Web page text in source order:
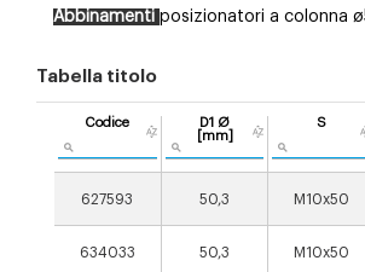
Abbinamenti posizionatori a colonna
Tabella titolo
Codice
D1 Ø
[mm]
S
627593 50,3 M10x50
634033 50,3 M10x50